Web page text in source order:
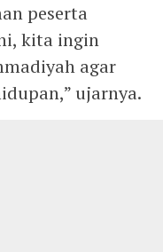
peserta
kita ingin
agar
ujarnya.